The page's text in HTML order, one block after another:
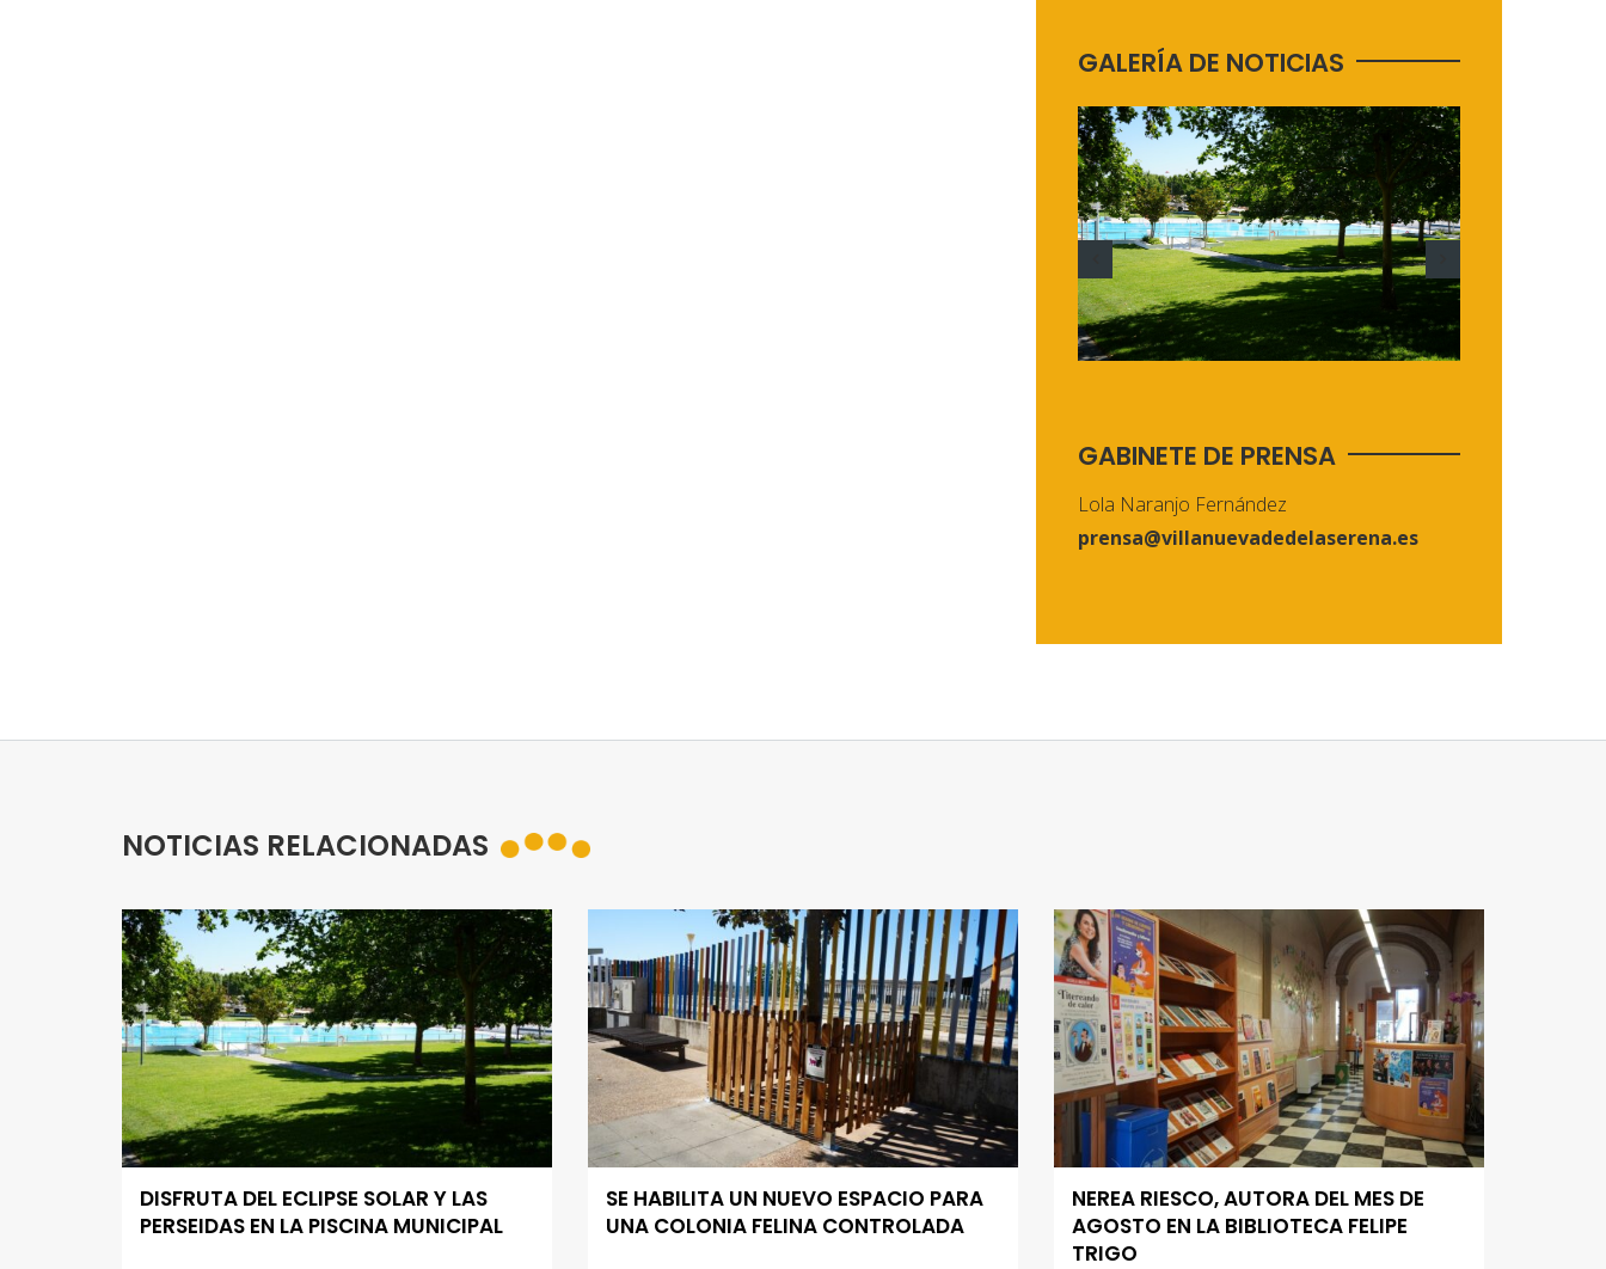
GALERÍA DE NOTICIAS
GABINETE DE PRENSA
Lola Naranjo Fernández
prensa@villanuevadedelaserena.es
NOTICIAS RELACIONADAS
DISFRUTA DEL ECLIPSE SOLAR Y LAS
PERSEIDAS EN LA PISCINA MUNICIPAL
SE HABILITA UN NUEVO ESPACIO PARA
UNA COLONIA FELINA CONTROLADA
NEREA RIESCO, AUTORA DEL MES DE
AGOSTO EN LA BIBLIOTECA FELIPE
TRIGO